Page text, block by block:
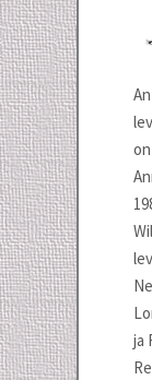
ja